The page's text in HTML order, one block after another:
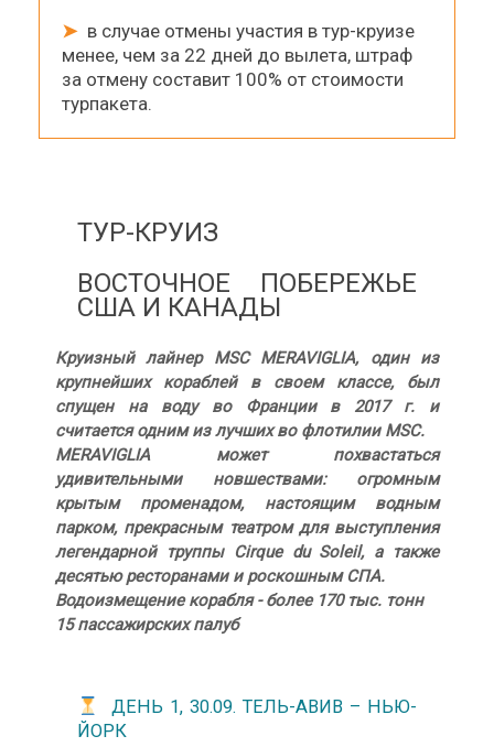
➤в случае отмены участия в тур-круизе
менее, чем за 22 дней до вылета, штраф
за отмену составит 100% от стоимости
турпакета.
ТУР-КРУИЗ
ВОСТОЧНОЕ ПОБЕРЕЖЬЕ
США И КАНАДЫ
Круизный лайнер MSC MERAVIGLIA, один из
крупнейших кораблей в своем классе, был
спущен на воду во Франции в 2017 г. и
считается одним из лучших во флотилии MSC.
MERAVIGLIA может похвастаться
удивительными новшествами: огромным
крытым променадом, настоящим водным
парком, прекрасным театром для выступления
легендарной труппы Cirque du Soleil, а также
десятью ресторанами и роскошным СПА.
Водоизмещение корабля - более 170 тыс. тонн
15 пассажирских палуб
ДЕНЬ 1, 30.09. ТЕЛЬ-АВИВ – НЬЮ-
ЙОРК